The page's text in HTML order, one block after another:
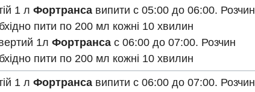
1 л Фортранса випити с 05:00 до 06:00. Розчин
пити по 200 мл кожні 10 хвилин
1л Фортранса с 06:00 до 07:00. Розчин
пити по 200 мл кожні 10 хвилин
1 л Фортранса випити с 06:00 до 07:00. Розчин